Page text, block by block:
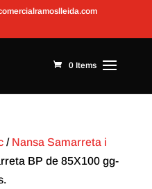
0 Items
/ Nansa Samarreta i
BP de 85X100 gg-